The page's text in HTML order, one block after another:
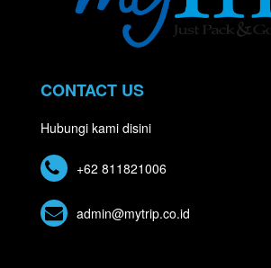
CONTACT US
Hubungi kami disini
+62 811821006
admin@mytrip.co.id